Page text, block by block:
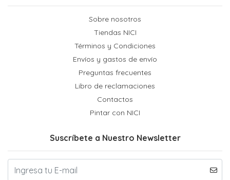
Sobre nosotros
Tiendas NICI
Términos y Condiciones
Envíos y gastos de envío
Preguntas frecuentes
Libro de reclamaciones
Contactos
Pintar con NICI
Suscríbete a Nuestro Newsletter